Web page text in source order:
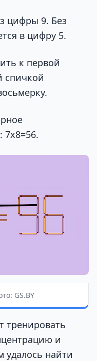
цифры 9. Без
в цифру 5.
к первой
спичкой
7х8=56.
GS.BY
тренировать
и
удалось найти